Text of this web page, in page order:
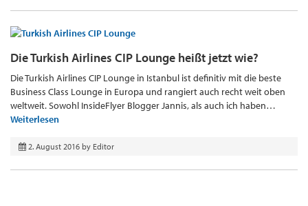
Die Turkish Airlines CIP Lounge heißt jetzt wie?
Die Turkish Airlines CIP Lounge in Istanbul ist definitiv mit die beste
Business Class Lounge in Europa und rangiert auch recht weit oben
weltweit. Sowohl InsideFlyer Blogger Jannis, als auch ich haben…
Weiterlesen
2. August 2016 by Editor